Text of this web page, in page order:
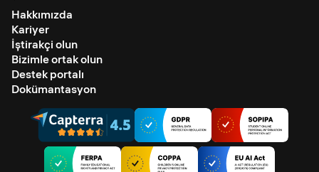
Hakkımızda
Kariyer
İştirakçi olun
Bizimle ortak olun
Destek portalı
Dokümantasyon